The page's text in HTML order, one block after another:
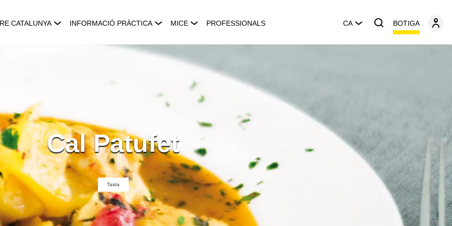
CATALUNYA INFORMACIÓ PRÀCTICA MICE PROFESSIONALS CA BOTIGA
Cal Patufet
Tasta